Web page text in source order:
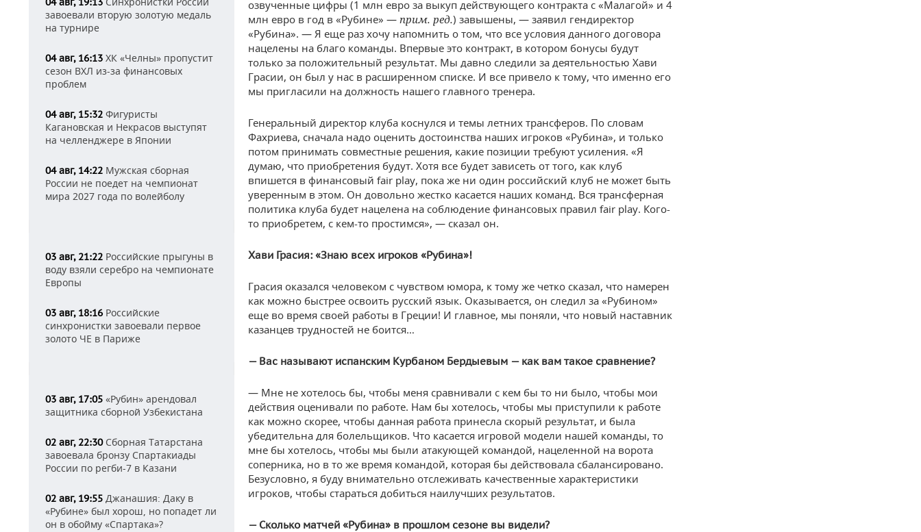
завоевали вторую золотую медаль
на турнире
04 авг, 16:13 ХК «Челны» пропустит
сезон ВХЛ из-за финансовых
проблем
04 авг, 15:32 Фигуристы
Кагановская и Некрасов выступят
на челленджере в Японии
04 авг, 14:22 Мужская сборная
России не поедет на чемпионат
мира 2027 года по волейболу
03 авг, 21:22 Российские прыгуны в
воду взяли серебро на чемпионате
Европы
03 авг, 18:16 Российские
синхронистки завоевали первое
золото ЧЕ в Париже
03 авг, 17:05 «Рубин» арендовал
защитника сборной Узбекистана
02 авг, 22:30Сборная Татарстана
завоевала бронзу Спартакиады
России по регби-7 в Казани
02 авг, 19:55 Джанашия: Даку в
«Рубине» был хорош, но попадет ли
он в обойму «Спартака»?
озвученные цифры (1 млн евро за выкуп действующего контракта с «Малагой» и 4
млн евро в год в «Рубине» — прим. ред.) завышены, — заявил гендиректор
«Рубина». — Я еще раз хочу напомнить о том, что все условия данного договора
нацелены на благо команды. Впервые это контракт, в котором бонусы будут
только за положительный результат. Мы давно следили за деятельностью Хави
Грасии, он был у нас в расширенном списке. И все привело к тому, что именно его
мы пригласили на должность нашего главного тренера.
Генеральный директор клуба коснулся и темы летних трансферов. По словам
Фахриева, сначала надо оценить достоинства наших игроков «Рубина», и только
потом принимать совместные решения, какие позиции требуют усиления. «Я
думаю, что приобретения будут. Хотя все будет зависеть от того, как клуб
впишется в финансовый fair play, пока же ни один российский клуб не может быть
уверенным в этом. Он довольно жестко касается наших команд. Вся трансферная
политика клуба будет нацелена на соблюдение финансовых правил fair play. Кого-
то приобретем, с кем-то простимся», — сказал он.
Хави Грасия: «Знаю всех игроков «Рубина»!
Грасия оказался человеком с чувством юмора, к тому же четко сказал, что намерен
как можно быстрее освоить русский язык. Оказывается, он следил за «Рубином»
еще во время своей работы в Греции! И главное, мы поняли, что новый наставник
казанцев трудностей не боится…
— Вас называют испанским Курбаном Бердыевым — как вам такое сравнение?
— Мне не хотелось бы, чтобы меня сравнивали с кем бы то ни было, чтобы мои
действия оценивали по работе. Нам бы хотелось, чтобы мы приступили к работе
как можно скорее, чтобы данная работа принесла скорый результат, и была
убедительна для болельщиков. Что касается игровой модели нашей команды, то
мне бы хотелось, чтобы мы были атакующей командой, нацеленной на ворота
соперника, но в то же время командой, которая бы действовала сбалансировано.
Безусловно, я буду внимательно отслеживать качественные характеристики
игроков, чтобы стараться добиться наилучших результатов.
— Сколько матчей «Рубина» в прошлом сезоне вы видели?